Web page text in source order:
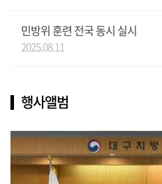
민방위 훈련 전국 동시 실시
2025.08.11
행사앨범